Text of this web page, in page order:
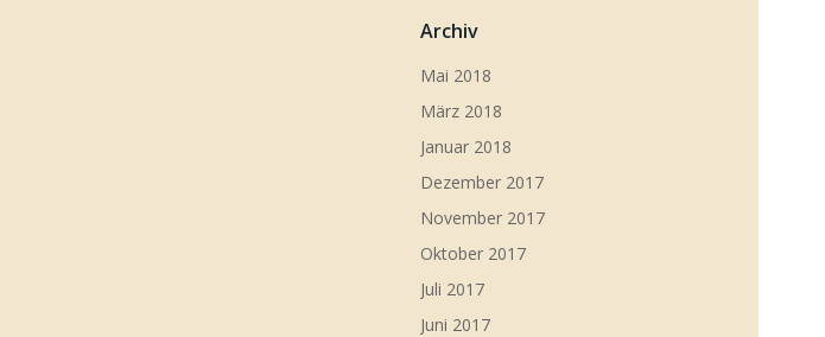
Archiv
Mai 2018
März 2018
Januar 2018
Dezember 2017
November 2017
Oktober 2017
Juli 2017
Juni 2017